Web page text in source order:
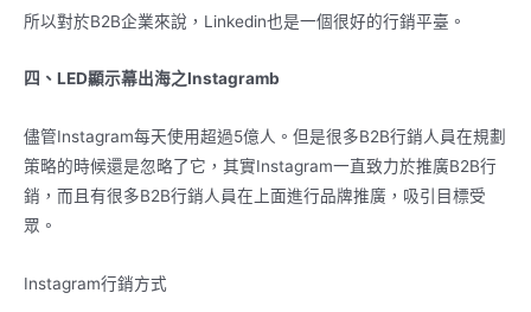
所以對於B2B企業來說，Linkedin也是一個很好的行銷平臺。
四、LED顯示幕出海之Instagramb
儘管Instagram每天使用超過5億人。但是很多B2B行銷人員在規劃
策略的時候還是忽略了它，其實Instagram一直致力於推廣B2B行
銷，而且有很多B2B行銷人員在上面進行品牌推廣，吸引目標受
眾。
Instagram行銷方式